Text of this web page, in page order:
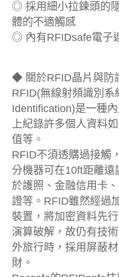
◎ 採用細小拉鍊頭的
體的不適觸感
◎ 內有RFIDsafe電子
◆ 關於RFID晶片與
RFID(無線射頻識別
Identification)是一種
上紀錄許多個人資料
值等。
RFID不須透購過接觸
分機器可在10ft距離遠
於護照、金融信用卡
證等。RFID雖然經過
裝置，將加密資料先
演算破解，故仍有技
外旅行時，採用屏蔽
財。